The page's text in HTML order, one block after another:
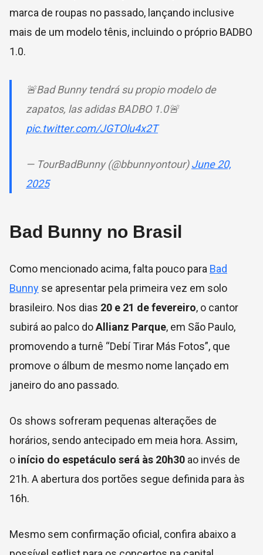
marca de roupas no passado, lançando inclusive
mais de um modelo tênis, incluindo o próprio BADBO
1.0.
🚨Bad Bunny tendrá su propio modelo de
zapatos, las adidas BADBO 1.0🚨
pic.twitter.com/JGTOlu4x2T
— TourBadBunny (@bbunnyontour)June 20,
2025
Bad Bunny no Brasil
Como mencionado acima, falta pouco para Bad
Bunny se apresentar pela primeira vez em solo
brasileiro. Nos dias 20 e 21 de fevereiro, o cantor
subirá ao palco doAllianz Parque, em São Paulo,
promovendo a turnê “Debí Tirar Más Fotos”, que
promove o álbum de mesmo nome lançado em
janeiro do ano passado.
Os shows sofreram pequenas alterações de
horários, sendo antecipado em meia hora. Assim,
o início do espetáculo será às 20h30 ao invés de
21h. A abertura dos portões segue definida para às
16h.
Mesmo sem confirmação oficial, confira abaixo a